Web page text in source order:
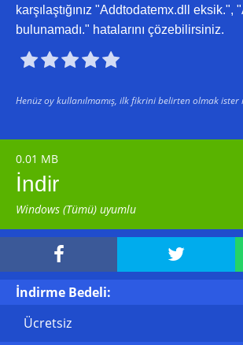
karşılaştığınız "Addtodatemx.dll eksik.",
bulunamadı." hatalarını çözebilirsiniz.

Henüz oy kullanılmamış, ilk fikrini belirten olmak ister
0.01 MB
İndir
Windows (Tümü) uyumlu
 
İndirme Bedeli:
Ücretsiz